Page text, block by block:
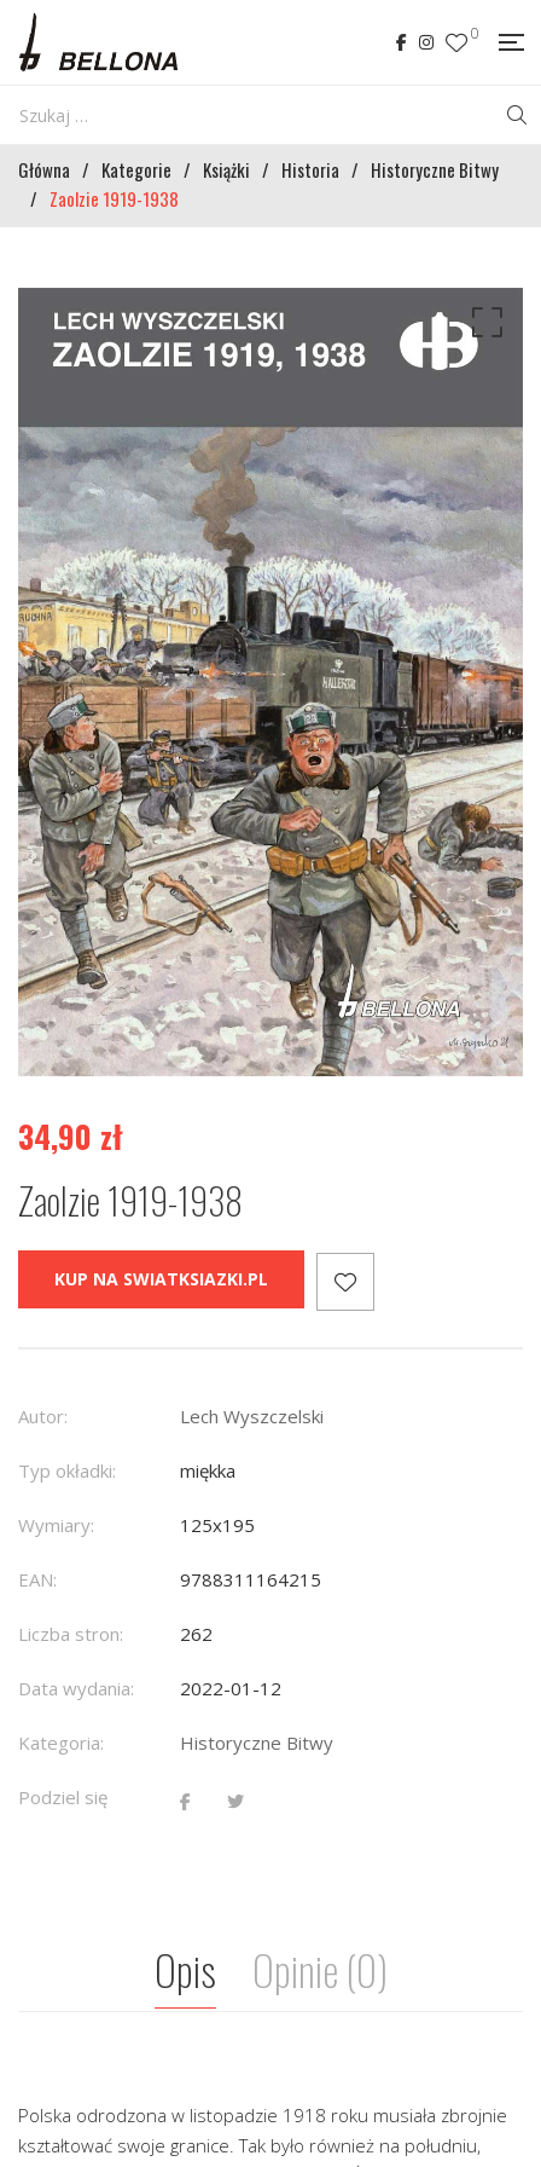
0
Główna / Kategorie / Książki / Historia / Historyczne Bitwy
/ Zaolzie 1919-1938
34,90 zł
Zaolzie 1919-1938
KUP NA SWIATKSIAZKI.PL
Autor: Lech Wyszczelski
Typ okładki: miękka
Wymiary: 125x195
EAN: 9788311164215
Liczba stron: 262
Data wydania: 2022-01-12
Kategoria: Historyczne Bitwy
Podziel się
Opis Opinie (0)
Polska odrodzona w listopadzie 1918 roku musiała zbrojnie
kształtować swoje granice. Tak było również na południu,